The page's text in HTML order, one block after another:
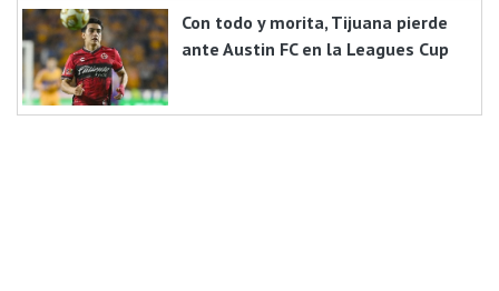
Con todo y morita, Tijuana pierde
ante Austin FC en la Leagues Cup